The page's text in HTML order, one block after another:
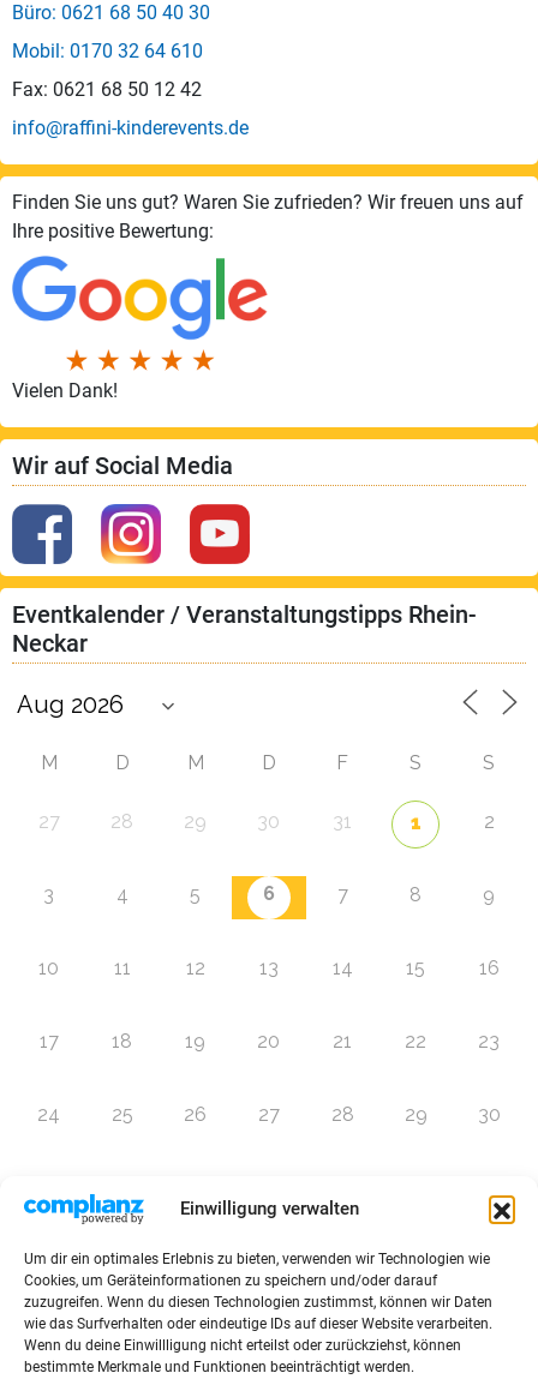
Einwilligung verwalten
Um dir ein optimales Erlebnis zu bieten, verwenden wir Technologien wie
Cookies, um Geräteinformationen zu speichern und/oder darauf
zuzugreifen. Wenn du diesen Technologien zustimmst, können wir Daten
wie das Surfverhalten oder eindeutige IDs auf dieser Website verarbeiten.
Wenn du deine Einwillligung nicht erteilst oder zurückziehst, können
bestimmte Merkmale und Funktionen beeinträchtigt werden.
Büro: 0621 68 50 40 30
Mobil: 0170 32 64 610
Fax: 0621 68 50 12 42
info@raffini-kinderevents.de
Finden Sie uns gut? Waren Sie zufrieden? Wir freuen uns auf
Ihre positive Bewertung:
Vielen Dank!
Wir auf Social Media
Eventkalender / Veranstaltungstipps Rhein-
Neckar
M D M D F S S
27 28 29 30 31 1 2
3 4 5 6 7 8 9
10 11 12 13 14 15 16
17 18 19 20 21 22 23
24 25 26 27 28 29 30
Zur Eventübersicht